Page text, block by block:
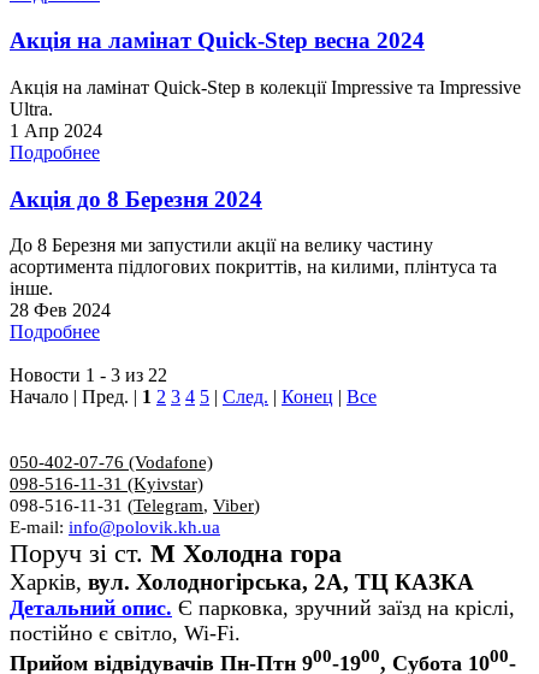
Акція на ламінат Quick-Step весна 2024
Акція на ламінат Quick-Step в колекції Impressive та Impressive
Ultra.
1 Апр 2024
Подробнее
Акція до 8 Березня 2024
До 8 Березня ми запустили акції на велику частину
асортимента підлогових покриттів, на килими, плінтуса та
інше.
28 Фев 2024
Подробнее
Новости 1 - 3 из 22
Начало | Пред. | 1 2 3 4 5 | След. | Конец | Все
050-402-07-76 (Vodafone)
098-516-11-31 (Kyivstar)
098-516-11-31 (Telegram, Viber)
E-mail: info@polovik.kh.ua
Поруч зі ст. М Холодна гора
Харків, вул. Холодногірська, 2А, ТЦ КАЗКА
Детальний опис. Є парковка, зручний заїзд на кріслі,
постійно є світло, Wi-Fi.
Прийом відвідувачів Пн-Птн 900-1900, Субота 1000-